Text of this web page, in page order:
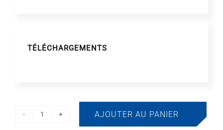
TÉLÉCHARGEMENTS
AJOUTER AU PANIER